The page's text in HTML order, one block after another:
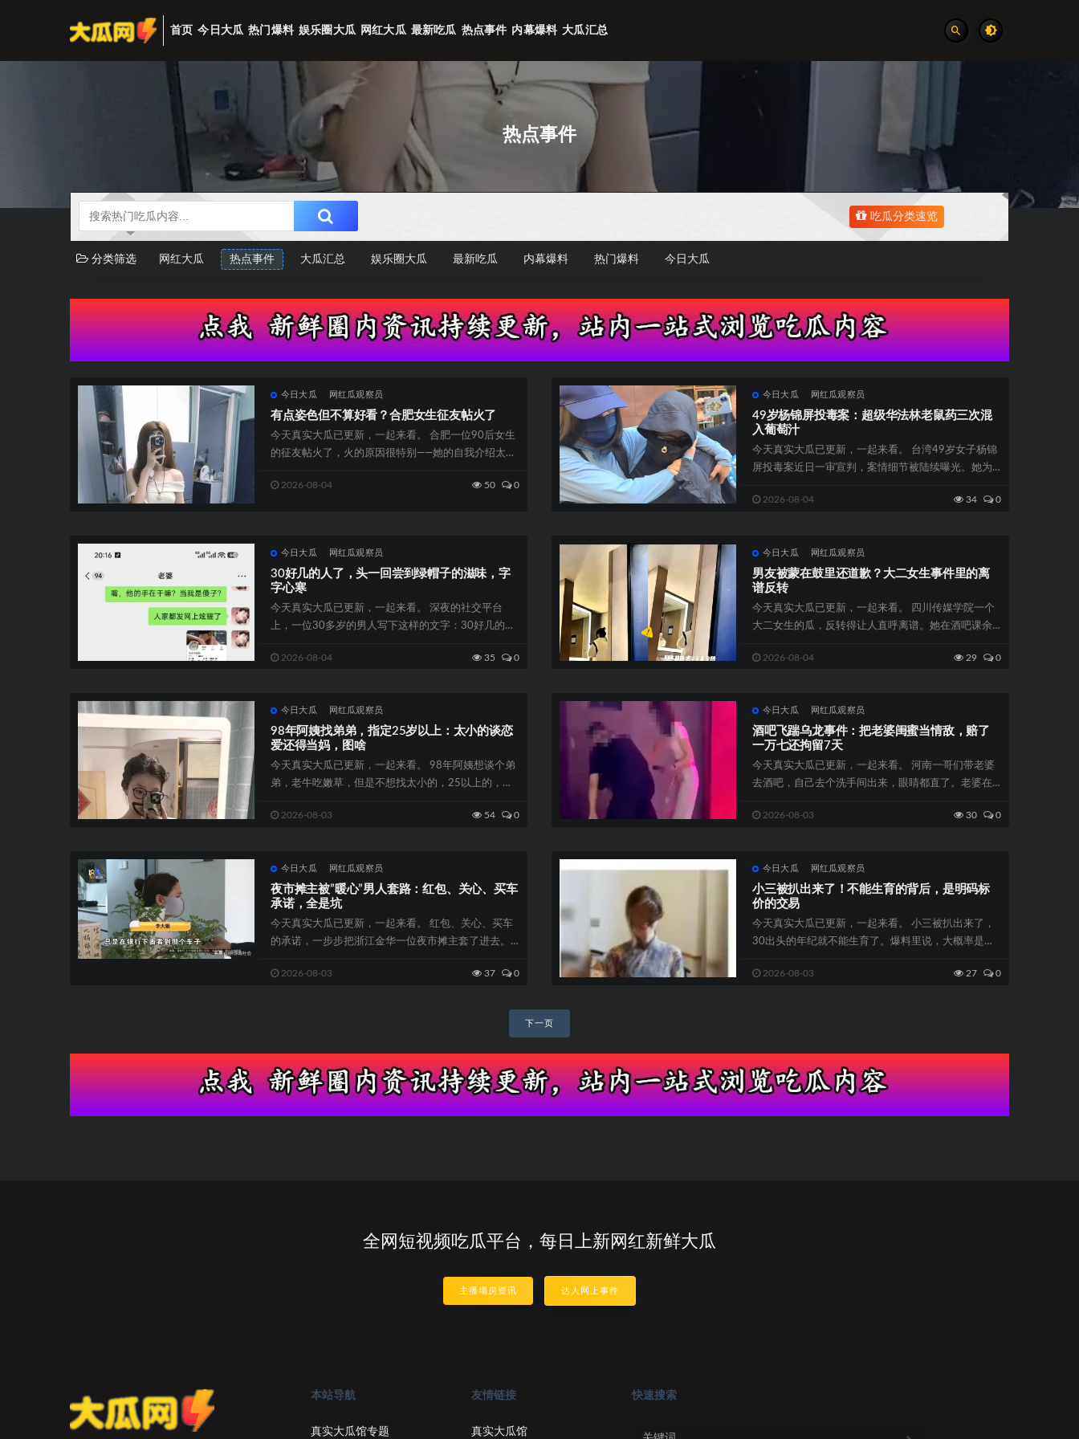
首页 今日大瓜 热门爆料 娱乐圈大瓜 网红大瓜 最新吃瓜 热点事件 内幕爆料 大瓜汇总
热点事件
吃瓜分类速览
分类筛选 网红大瓜 热点事件 大瓜汇总 娱乐圈大瓜 最新吃瓜 内幕爆料 热门爆料 今日大瓜
今日大瓜 网红瓜观察员
有点姿色但不算好看？合肥女生征友帖火了
今天真实大瓜已更新，一起来看。 合肥一位90后女生
的征友帖火了，火的原因很特别——她的自我介绍太坦
2026-08-04 50 0
今日大瓜 网红瓜观察员
49岁杨锦屏投毒案：超级华法林老鼠药三次混
入葡萄汁
今天真实大瓜已更新，一起来看。 台湾49岁女子杨锦
屏投毒案近日一审宣判，案情细节被陆续曝光。她为
2026-08-04 34 0
今日大瓜 网红瓜观察员
30好几的人了，头一回尝到绿帽子的滋味，字
字心寒
今天真实大瓜已更新，一起来看。 深夜的社交平台
上，一位30多岁的男人写下这样的文字：30好几的人
2026-08-04 35 0
今日大瓜 网红瓜观察员
男友被蒙在鼓里还道歉？大二女生事件里的离
谱反转
今天真实大瓜已更新，一起来看。 四川传媒学院一个
大二女生的瓜，反转得让人直呼离谱。她在酒吧课余
2026-08-04 29 0
今日大瓜 网红瓜观察员
98年阿姨找弟弟，指定25岁以上：太小的谈恋
爱还得当妈，图啥
今天真实大瓜已更新，一起来看。 98年阿姨想谈个弟
弟，老牛吃嫩草，但是不想找太小的，25以上的，太
2026-08-03 54 0
今日大瓜 网红瓜观察员
酒吧飞踹乌龙事件：把老婆闺蜜当情敌，赔了
一万七还拘留7天
今天真实大瓜已更新，一起来看。 河南一哥们带老婆
去酒吧，自己去个洗手间出来，眼睛都直了。老婆在
2026-08-03 30 0
今日大瓜 网红瓜观察员
夜市摊主被”暖心”男人套路：红包、关心、买车
承诺，全是坑
今天真实大瓜已更新，一起来看。 红包、关心、买车
的承诺，一步步把浙江金华一位夜市摊主套了进去。
2026-08-03 37 0
今日大瓜 网红瓜观察员
小三被扒出来了！不能生育的背后，是明码标
价的交易
今天真实大瓜已更新，一起来看。 小三被扒出来了，
30出头的年纪就不能生育了。爆料里说，大概率是以
2026-08-03 27 0
导
航
下一页
全网短视频吃瓜平台，每日上新网红新鲜大瓜
主播塌房资讯 达人网上事件
本站导航
真实大瓜馆专题
友情链接
真实大瓜馆
快速搜索